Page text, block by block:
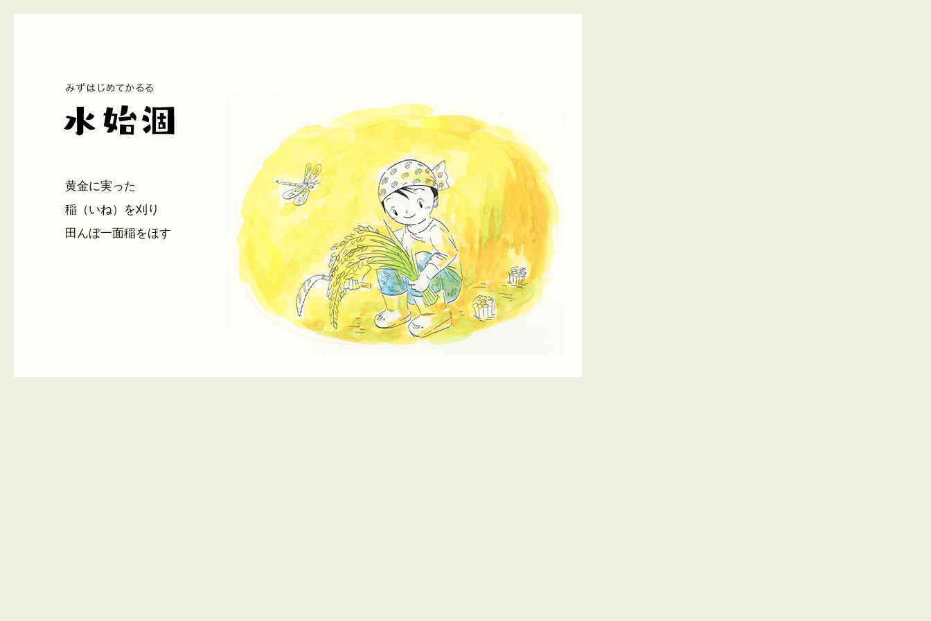
黄金に実った
稲（いね）を刈り
田んぼ一面稲をほす